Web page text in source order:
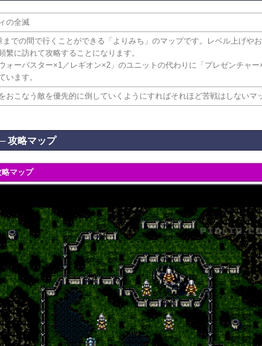
の全滅
までの間で行くことができる「よりみち」のマップです。レベル上げや
繁に訪れて攻略することになります。
ォーバスター×1／レギオン×2」のユニットの代わりに「プレゼンチャ
います。
おこなう敵を優先的に倒していくようにすればそれほど苦戦はしないマ
攻略マップ
マップ